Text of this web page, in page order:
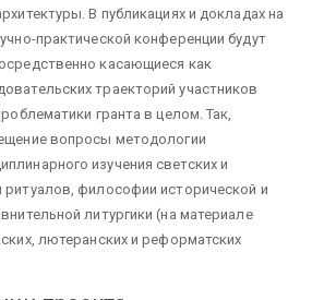
В публикациях и докладах на
практической конференции будут
касающиеся как
траекторий участников
гранта в целом. Так,
вопросы методологии
изучения светских и
ритуалов, философии исторической и
литургики (на материале
лютеранских и реформатских